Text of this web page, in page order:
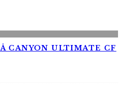
CANYON ULTIMATE CF